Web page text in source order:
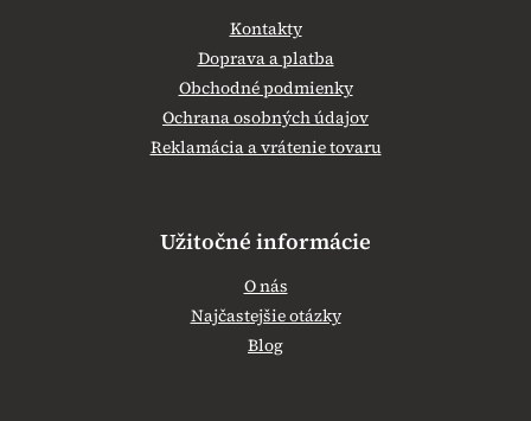
Kontakty
Doprava a platba
Obchodné podmienky
Ochrana osobných údajov
Reklamácia a vrátenie tovaru
Užitočné informácie
O nás
Najčastejšie otázky
Blog